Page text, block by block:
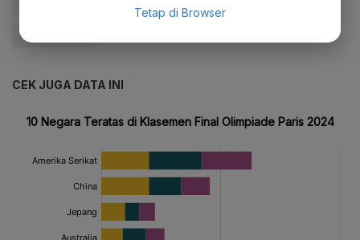
#Update Me
CEK JUGA DATA INI
Tetap di Browser